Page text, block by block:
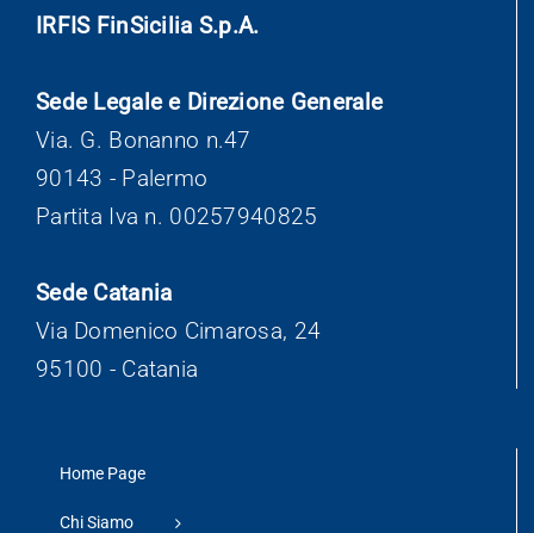
IRFIS FinSicilia S.p.A.
Sede Legale e Direzione Generale
Via. G. Bonanno n.47
90143 - Palermo
Partita Iva n. 00257940825
Sede Catania
Via Domenico Cimarosa, 24
95100 - Catania
Home Page
Chi Siamo